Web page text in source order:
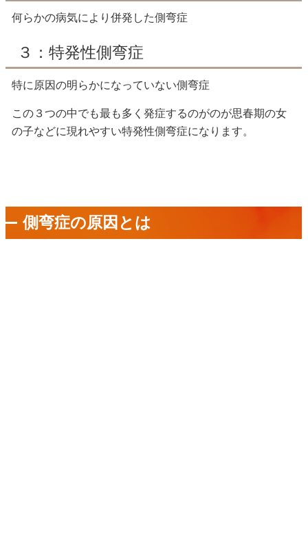
何らかの病気により併発した側弯症
３：特発性側弯症
特に原因の明らかになっていない側弯症
この３つの中でも最も多く発症するのがのが思春期の女
の子などに現れやすい特発性側弯症になります。
側弯症の原因とは